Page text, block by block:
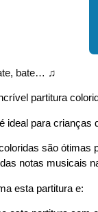
bate… ♫
partitura
ideal para crianças
são ótimas
notas musicais
esta partitura e: